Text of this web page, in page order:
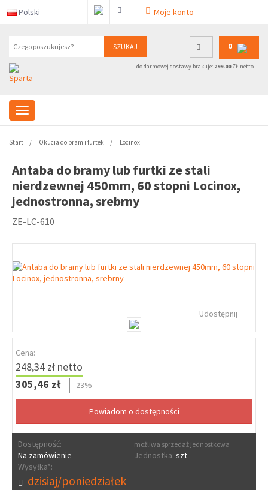
Polski Moje konto
SZUKAJ 0
do darmowej dostawy brakuje: 299.00ZŁ netto
Start Okucia do bram i furtek Locinox
Antaba do bramy lub furtki ze stali
nierdzewnej 450mm, 60 stopni Locinox,
jednostronna, srebrny
ZE-LC-610
Udostępnij
Cena:
248,34 zł netto
305,46 zł
23%
Dostępność:
Na zamówienie
możliwa sprzedaż jednostkowa
Jednostka: szt
Wysyłka*:
dzisiaj/poniedziałek